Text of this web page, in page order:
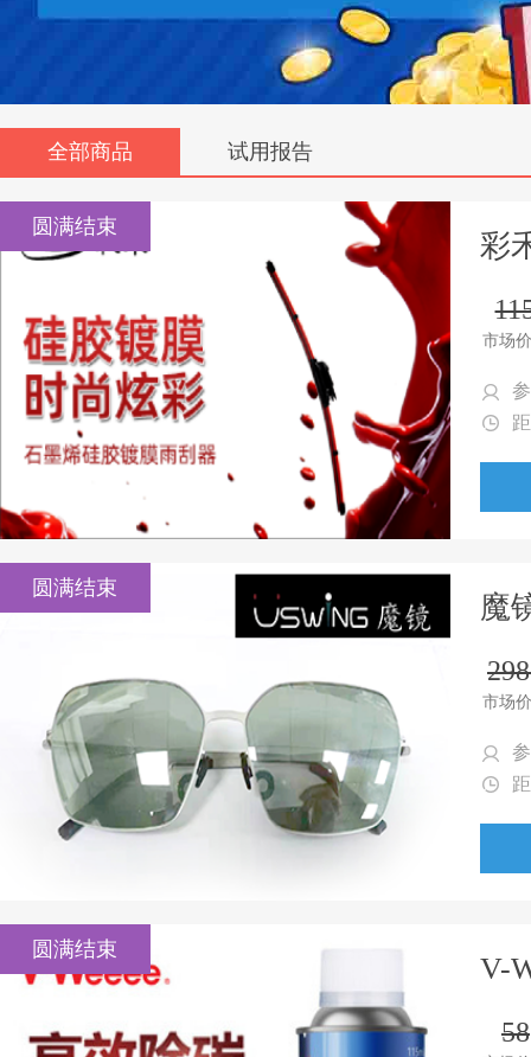
全部商品 试用报告
圆满结束
彩
市场
圆满结束
魔
市场
圆满结束
V-
58